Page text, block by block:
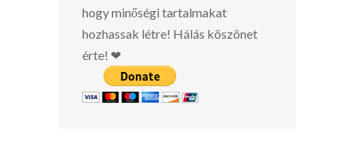
hogy minőségi tartalmakat
hozhassak létre! Hálás köszönet
érte! ❤